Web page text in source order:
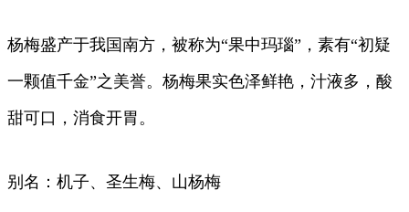
杨梅盛产于我国南方，被称为“果中玛瑙”，素有“初疑
一颗值千金”之美誉。杨梅果实色泽鲜艳，汁液多，酸
甜可口，消食开胃。
别名：机子、圣生梅、山杨梅